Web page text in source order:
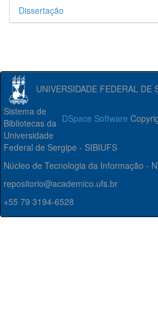
Dissertação
UNIVERSIDADE FEDERAL DE
DSpace Software
Sistema de
Bibliotecas da
Universidade
Federal de Sergipe - SIBIUFS
Núcleo de Tecnologia da Informação -
repositorio@academico.ufs.br
+55 79 3194-6528